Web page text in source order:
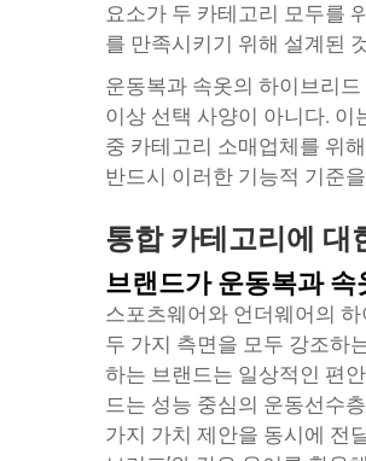
요소가 두 카테고리 모두를
를 만족시키기 위해 설계된
운동복과 속옷의 하이브리
이상 선택 사양이 아니다. 이
중 카테고리 소매업체를 위
반드시 이러한 기능적 기준
통합 카테고리에 대
브랜드가 운동복과
스포츠웨어와 언더웨어의
두 가지 측면을 모두 강조하
하는 브랜드는 일상적인 편
드는 성능 중심의 운동선수
가지 가치 제안을 동시에 전